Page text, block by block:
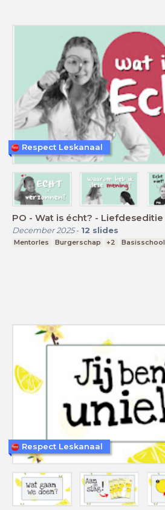
PO - Wat is écht? - Liefdeseditie
December 2025- 12 slides
Mentorles Burgerschap +2 Basisschool
Respect Leskanaal
Respect Leskanaal